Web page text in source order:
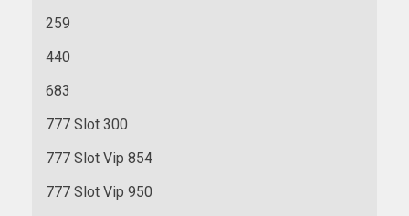
259
440
683
777 Slot 300
777 Slot Vip 854
777 Slot Vip 950